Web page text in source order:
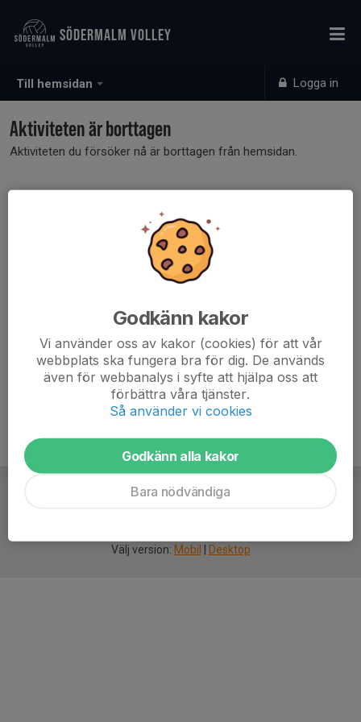
Till hemsidan Logga in
SÖDERMALM VOLLEY
Aktiviteten är borttagen
Aktiviteten du försöker nå är borttagen från hemsidan.
Välj version: Mobil Desktop
Godkänn kakor
Vi använder oss av kakor (cookies) för att vår
webbplats ska fungera bra för dig. De används
även för webbanalys i syfte att hjälpa oss att
förbättra våra tjänster.
Så använder vi cookies
Godkänn alla kakor
Bara nödvändiga